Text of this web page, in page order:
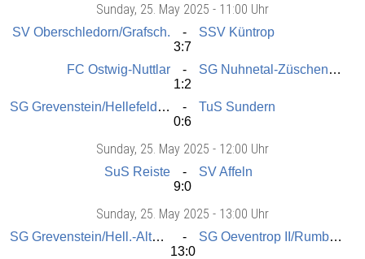
Sunday, 25. May 2025 - 11:00 Uhr
SV Oberschledorn/Grafsch.
SSV Küntrop
3:7
FC Ostwig-Nuttlar
SG Nuhnetal-Züschen-Dreislar-He.
1:2
SG Grevenstein/Hellefeld-A. II
TuS Sundern
0:6
Sunday, 25. May 2025 - 12:00 Uhr
SuS Reiste
SV Affeln
9:0
Sunday, 25. May 2025 - 13:00 Uhr
SG Grevenstein/Hell.-Altenh.
SG Oeventrop II/Rumbeck
13:0